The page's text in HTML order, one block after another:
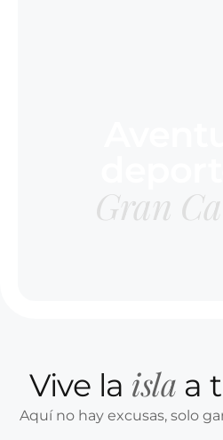
Gran
Vive la isla a
Aquí no hay excusas, solo